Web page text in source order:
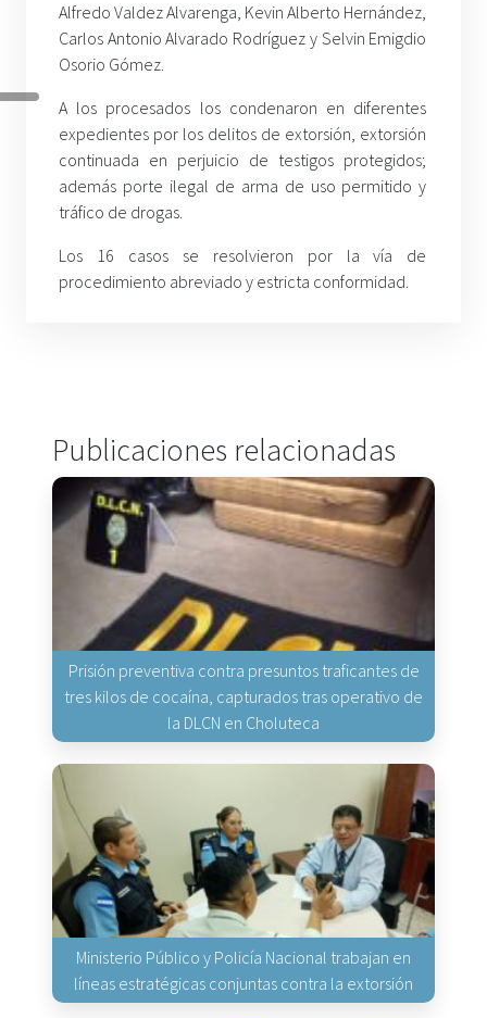
Alfredo Valdez Alvarenga, Kevin Alberto Hernández,
Carlos Antonio Alvarado Rodríguez y Selvin Emigdio
Osorio Gómez.
A los procesados los condenaron en diferentes
expedientes por los delitos de extorsión, extorsión
continuada en perjuicio de testigos protegidos;
además porte ilegal de arma de uso permitido y
tráfico de drogas.
Los 16 casos se resolvieron por la vía de
procedimiento abreviado y estricta conformidad.
Publicaciones relacionadas
Prisión preventiva contra presuntos traficantes de
tres kilos de cocaína, capturados tras operativo de
la DLCN en Choluteca
Ministerio Público y Policía Nacional trabajan en
líneas estratégicas conjuntas contra la extorsión